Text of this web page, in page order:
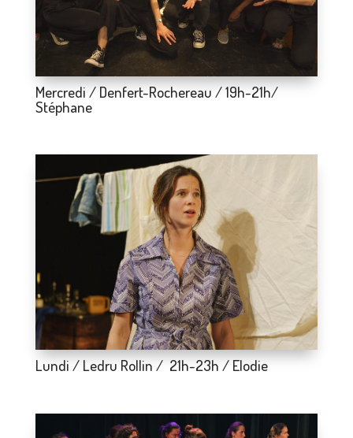
Mercredi / Denfert-Rochereau / 19h-21h/
Stéphane
Lundi / Ledru Rollin / 21h-23h / Elodie